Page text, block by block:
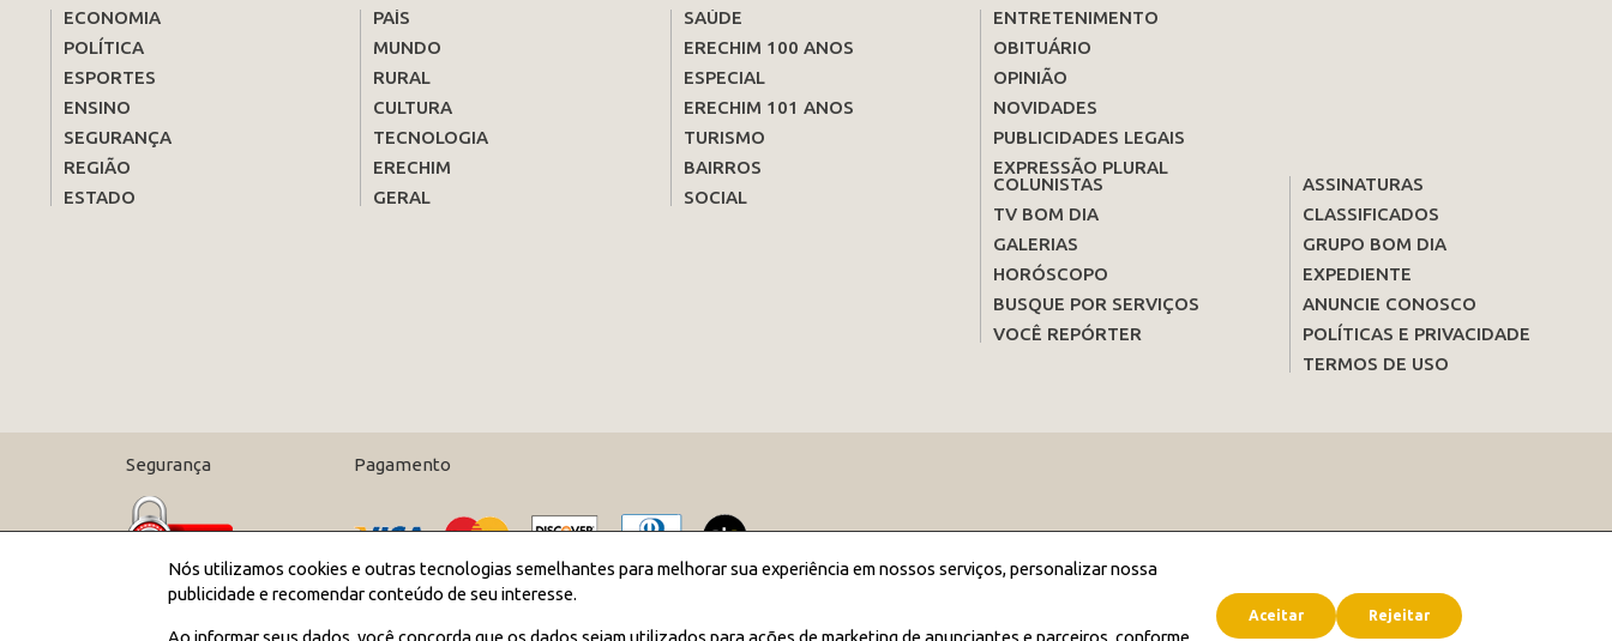
ECONOMIA
POLÍTICA
ESPORTES
ENSINO
SEGURANÇA
REGIÃO
ESTADO
PAÍS
MUNDO
RURAL
CULTURA
TECNOLOGIA
ERECHIM
GERAL
SAÚDE
ERECHIM 100 ANOS
ESPECIAL
ERECHIM 101 ANOS
TURISMO
BAIRROS
SOCIAL
ENTRETENIMENTO
OBITUÁRIO
OPINIÃO
NOVIDADES
PUBLICIDADES LEGAIS
EXPRESSÃO PLURAL
COLUNISTAS
TV BOM DIA
GALERIAS
HORÓSCOPO
BUSQUE POR SERVIÇOS
VOCÊ REPÓRTER
ASSINATURAS
CLASSIFICADOS
GRUPO BOM DIA
EXPEDIENTE
ANUNCIE CONOSCO
POLÍTICAS E PRIVACIDADE
TERMOS DE USO
Segurança Pagamento
2026 JORNAL BOM DIA - Todos os direitos reservados
Nós utilizamos cookies e outras tecnologias semelhantes para melhorar sua experiência em nossos serviços, personalizar nossa
publicidade e recomendar conteúdo de seu interesse.
Ao informar seus dados, você concorda que os dados sejam utilizados para ações de marketing de anunciantes e parceiros, conforme
Aceitar Rejeitar